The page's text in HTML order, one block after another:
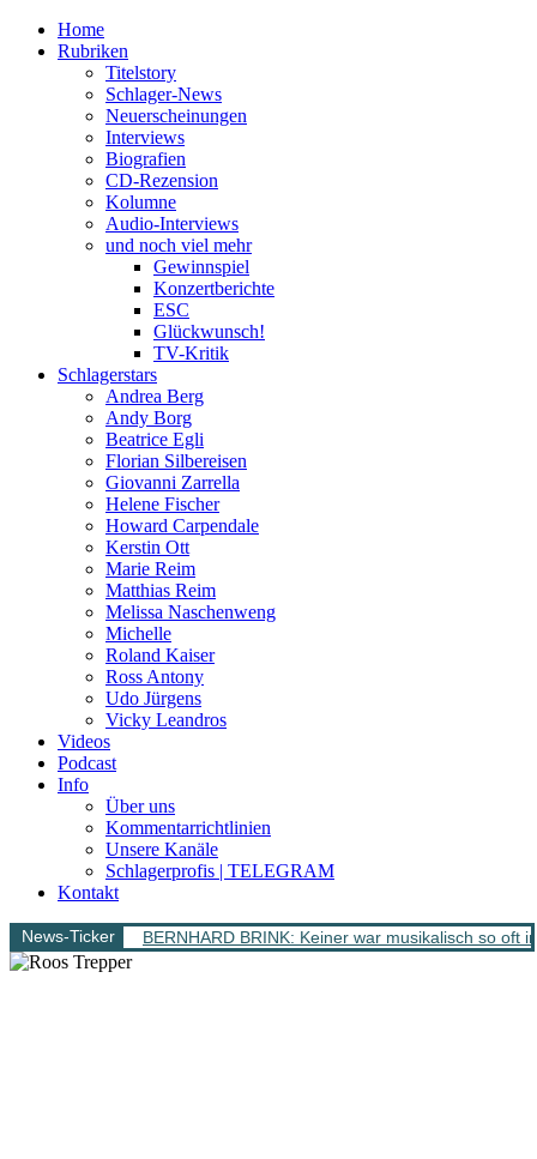
Home
Rubriken
Titelstory
Schlager-News
Neuerscheinungen
Interviews
Biografien
CD-Rezension
Kolumne
Audio-Interviews
und noch viel mehr
Gewinnspiel
Konzertberichte
ESC
Glückwunsch!
TV-Kritik
Schlagerstars
Andrea Berg
Andy Borg
Beatrice Egli
Florian Silbereisen
Giovanni Zarrella
Helene Fischer
Howard Carpendale
Kerstin Ott
Marie Reim
Matthias Reim
Melissa Naschenweng
Michelle
Roland Kaiser
Ross Antony
Udo Jürgens
Vicky Leandros
Videos
Podcast
Info
Über uns
Kommentarrichtlinien
Unsere Kanäle
Schlagerprofis | TELEGRAM
Kontakt
News-Ticker BERNHARD BRINK: Keiner war musikalisch so oft